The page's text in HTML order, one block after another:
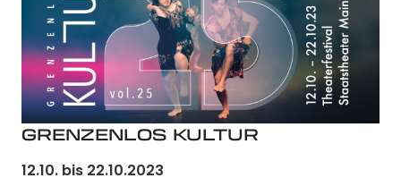
GRENZENLOS KULTUR
12.10. bis 22.10.2023